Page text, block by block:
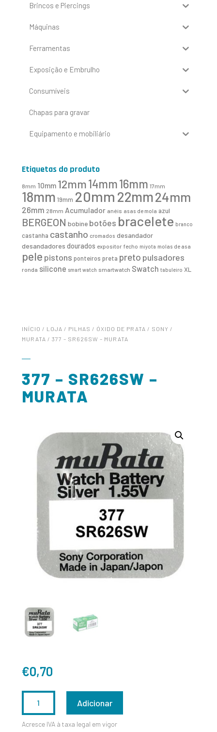
Brincos e Piercings
Máquinas
Ferramentas
Exposição e Embrulho
Consumíveis
Chapas para gravar
Equipamento e mobiliário
Etiquetas do produto
8mm 10mm 12mm14mm16mm 17mm
18mm 19mm 20mm 22mm24mm
26mm 28mm Acumulador anéis asas de mola azul
BERGEON bobine botões bracelete branco
castanha castanho cromados desandador
desandadores dourados expositor fecho miyota molas de asa
pele pistons ponteiros preta preto pulsadores
ronda silicone smart watch smartwatch Swatch tabuleiro XL
INÍCIO / LOJA / PILHAS / ÓXIDO DE PRATA / SONY /
MURATA / 377 – SR626SW – MURATA
377 – SR626SW –
MURATA
€0,70
DE
Adicionar
Acresce IVA à taxa legal em vigor